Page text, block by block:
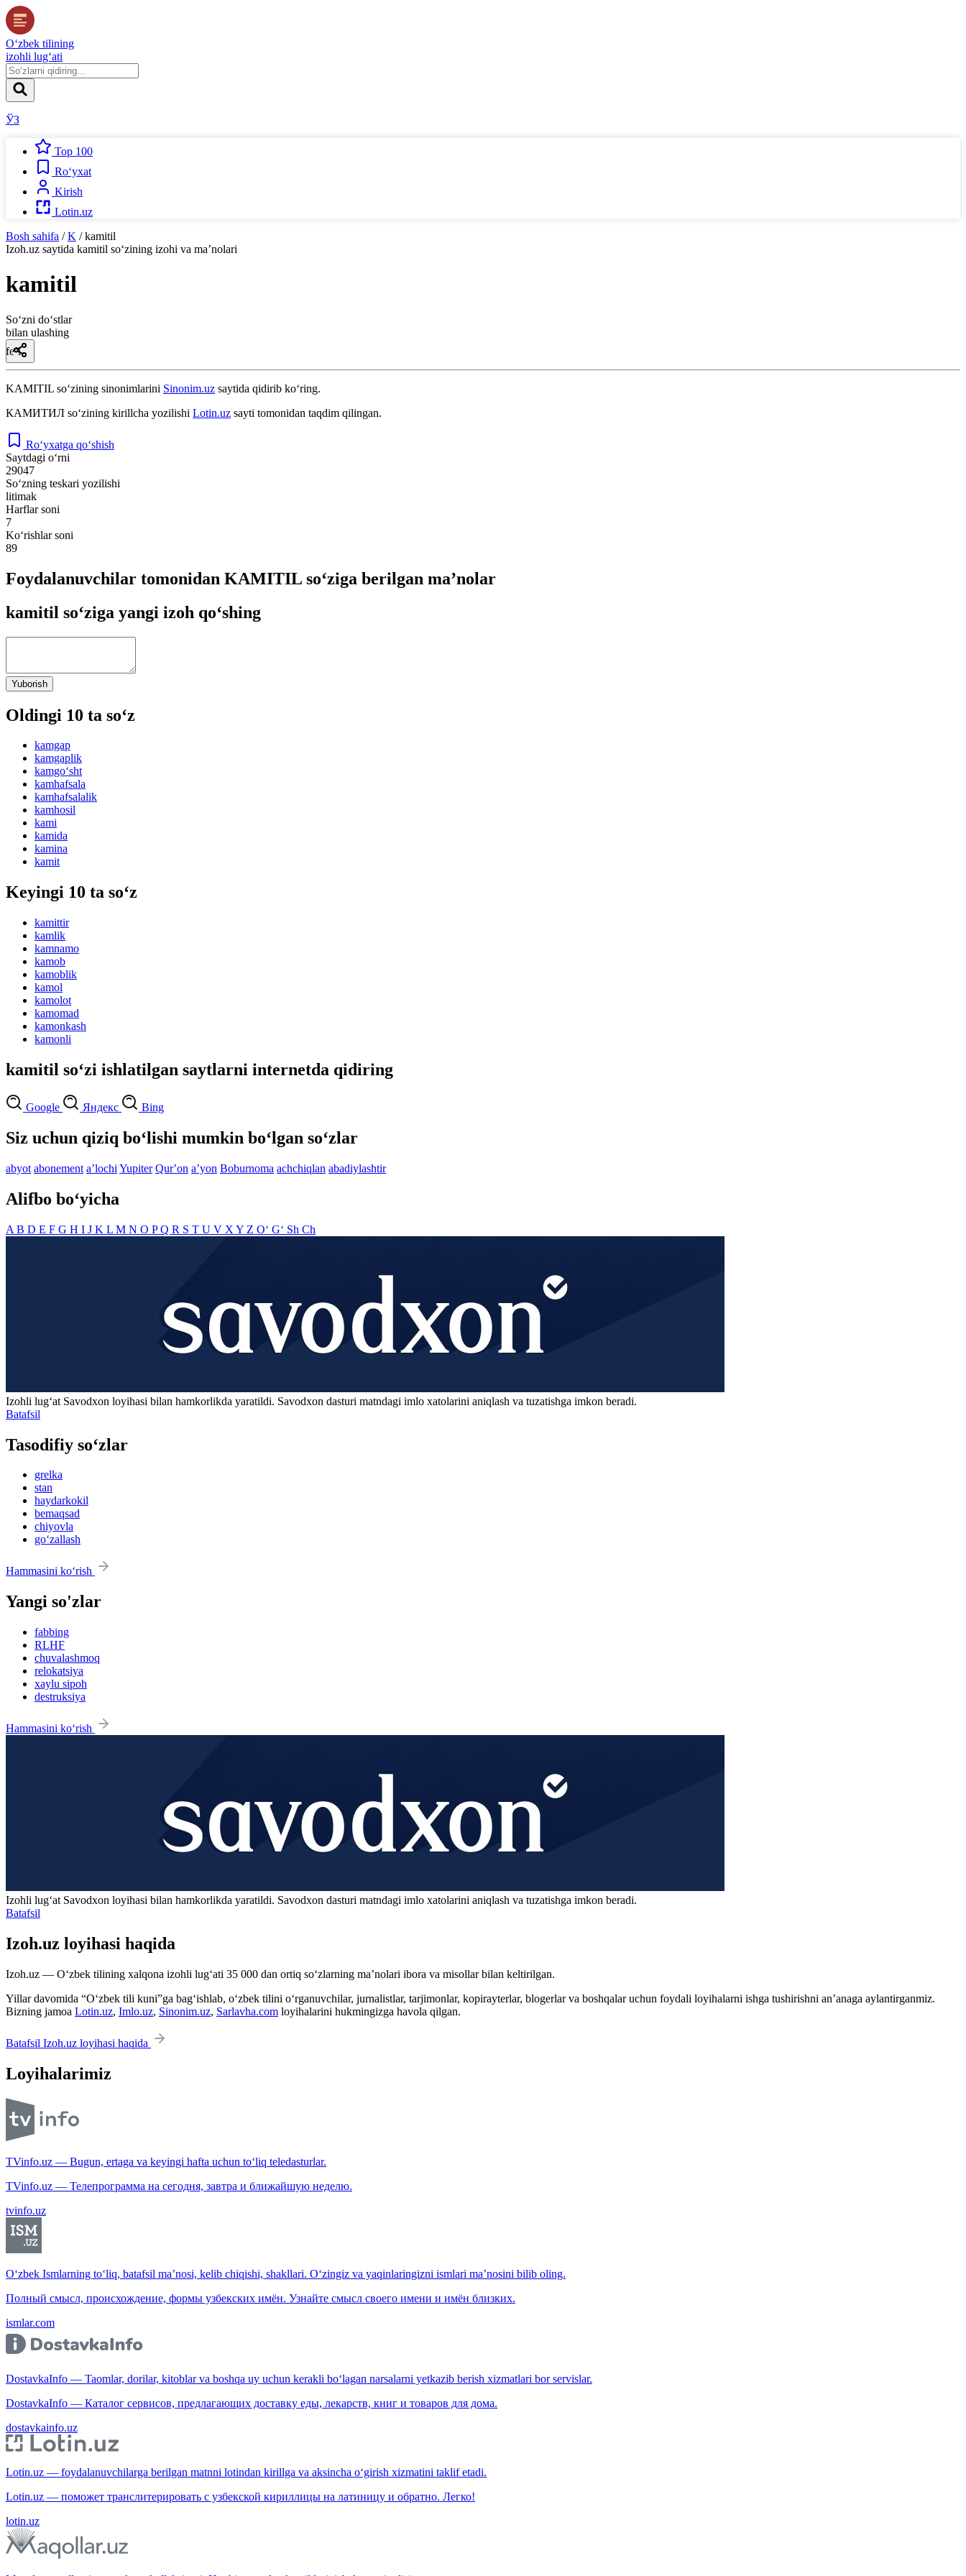
O‘zbek tilining
izohli lug‘ati
ЎЗ
Top 100
Ro‘yxat
Kirish
Lotin.uz
Bosh sahifa / K / kamitil
Izoh.uz saytida kamitil so‘zining izohi va ma’nolari
kamitil
So‘zni do‘stlar
bilan ulashing
fe’l
KAMITIL so‘zining sinonimlarini Sinonim.uz saytida qidirib ko‘ring.
КАМИТИЛ so‘zining kirillcha yozilishi Lotin.uz sayti tomonidan taqdim qilingan.
Ro‘yxatga qo‘shish
Saytdagi o‘rni
29047
So‘zning teskari yozilishi
litimak
Harflar soni
7
Ko‘rishlar soni
89
Foydalanuvchilar tomonidan KAMITIL so‘ziga berilgan ma’nolar
kamitil so‘ziga yangi izoh qo‘shing
Yuborish
Oldingi 10 ta so‘z
kamgap
kamgaplik
kamgo‘sht
kamhafsala
kamhafsalalik
kamhosil
kami
kamida
kamina
kamit
Keyingi 10 ta so‘z
kamittir
kamlik
kamnamo
kamob
kamoblik
kamol
kamolot
kamomad
kamonkash
kamonli
kamitil so‘zi ishlatilgan saytlarni internetda qidiring
Google Яндекс Bing
Siz uchun qiziq bo‘lishi mumkin bo‘lgan so‘zlar
abyot abonement aʼlochi Yupiter Qurʼon aʼyon Boburnoma achchiqlan abadiylashtir
Alifbo bo‘yicha
A B D E F G H I J K L M N O PQ R S T U V X Y Z O‘ G‘ Sh Ch
Izohli lugʻat Savodxon loyihasi bilan hamkorlikda yaratildi. Savodxon dasturi matndagi imlo xatolarini aniqlash va tuzatishga imkon beradi.
Batafsil
Tasodifiy so‘zlar
grelka
stan
haydarkokil
bemaqsad
chiyovla
go‘zallash
Hammasini ko‘rish
Yangi so'zlar
fabbing
RLHF
chuvalashmoq
relokatsiya
xaylu sipoh
destruksiya
Hammasini ko‘rish
Izohli lugʻat Savodxon loyihasi bilan hamkorlikda yaratildi. Savodxon dasturi matndagi imlo xatolarini aniqlash va tuzatishga imkon beradi.
Batafsil
Izoh.uz loyihasi haqida
Izoh.uz — O‘zbek tilining xalqona izohli lug‘ati 35 000 dan ortiq so‘zlarning ma’nolari ibora va misollar bilan keltirilgan.
Yillar davomida “O‘zbek tili kuni”ga bag‘ishlab, o‘zbek tilini o‘rganuvchilar, jurnalistlar, tarjimonlar, kopirayterlar, blogerlar va boshqalar uchun foydali loyihalarni ishga tushirishni an’anaga aylantirganmiz.
Bizning jamoa Lotin.uz, Imlo.uz, Sinonim.uz, Sarlavha.com loyihalarini hukmingizga havola qilgan.
Batafsil Izoh.uz loyihasi haqida
Loyihalarimiz
TVinfo.uz — Bugun, ertaga va keyingi hafta uchun to‘liq teledasturlar.
TVinfo.uz — Телепрограмма на сегодня, завтра и ближайшую неделю.
tvinfo.uz
O‘zbek Ismlarning to‘liq, batafsil ma’nosi, kelib chiqishi, shakllari. O‘zingiz va yaqinlaringizni ismlari ma’nosini bilib oling.
Полный смысл, происхождение, формы узбекских имён. Узнайте смысл своего имени и имён близких.
ismlar.com
DostavkaInfo — Taomlar, dorilar, kitoblar va boshqa uy uchun kerakli bo‘lagan narsalarni yetkazib berish xizmatlari bor servislar.
DostavkaInfo — Каталог сервисов, предлагающих доставку еды, лекарств, книг и товаров для дома.
dostavkainfo.uz
Lotin.uz — foydalanuvchilarga berilgan matnni lotindan kirillga va aksincha o‘girish xizmatini taklif etadi.
Lotin.uz — поможет транслитерировать с узбекской кириллицы на латиницу и обратно. Легко!
lotin.uz